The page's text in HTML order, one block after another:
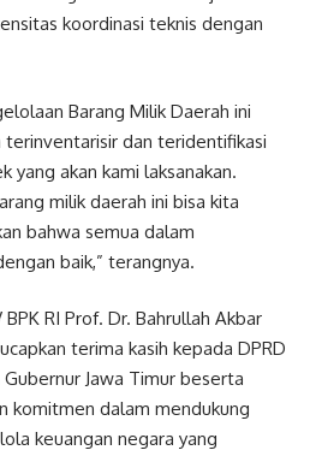
koordinasi teknis dengan
Barang Milik Daerah ini
terinventarisir dan teridentifikasi
akan kami laksanakan.
milik daerah ini bisa kita
bahwa semua dalam
baik,” terangnya.
RI Prof. Dr. Bahrullah Akbar
terima kasih kepada DPRD
Jawa Timur beserta
komitmen dalam mendukung
keuangan negara yang